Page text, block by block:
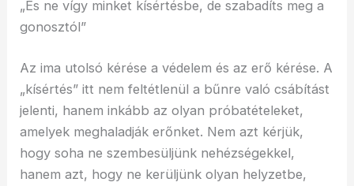
„És ne vígy minket kísértésbe, de szabadíts meg a
gonosztól”
Az ima utolsó kérése a védelem és az erő kérése. A
„kísértés” itt nem feltétlenül a bűnre való csábítást
jelenti, hanem inkább az olyan próbatételeket,
amelyek meghaladják erőnket. Nem azt kérjük,
hogy soha ne szembesüljünk nehézségekkel,
hanem azt, hogy ne kerüljünk olyan helyzetbe,